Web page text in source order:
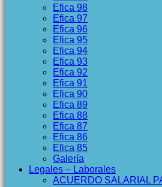
Efica 98
Efica 97
Efica 96
Efica 95
Efica 94
Efica 93
Efica 92
Efica 91
Efica 90
Efica 89
Efica 88
Efica 87
Efica 86
Efica 85
Galería
Legales – Laborales
ACUERDO SALARIAL